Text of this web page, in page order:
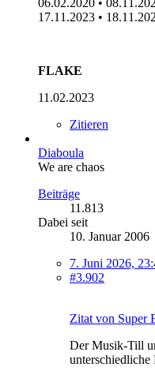
17.11.2023 •
FLAKE
11.02.2023
Zitieren
Diaboula
We are chaos
Beiträge
11.813
Dabei seit
10. Januar 2006
7. Juni 2026,
#3.902
Zitat von Super
Der Musik-Till
unterschiedliche